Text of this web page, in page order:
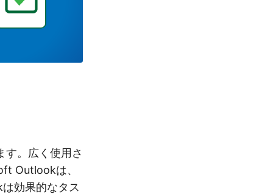
す。広く使用さ
Outlookは、
効果的なタス